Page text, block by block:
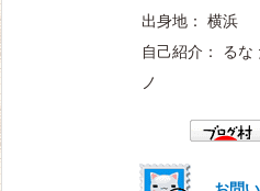
出身地： 横浜
自己紹介： るな
ノ